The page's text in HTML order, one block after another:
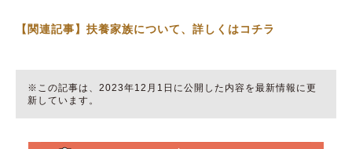
【関連記事】扶養家族について、詳しくはコチラ
※この記事は、2023年12月1日に公開した内容を最新情報に更
新しています。